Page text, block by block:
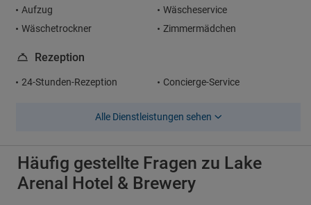
Aufzug
Wäscheservice
Wäschetrockner
Zimmermädchen
Rezeption
24-Stunden-Rezeption Concierge-Service
Alle Dienstleistungen sehen
Häufig gestellte Fragen zu Lake
Arenal Hotel & Brewery